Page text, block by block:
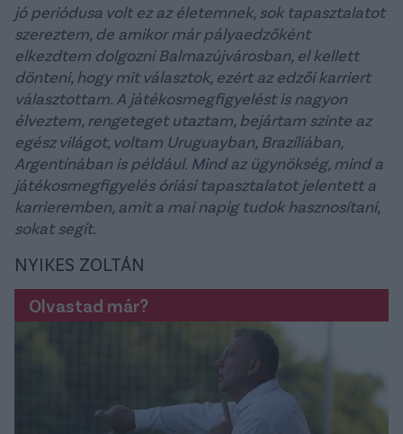
jó periódusa volt ez az életemnek, sok tapasztalatot
szereztem, de amikor már pályaedzőként
elkezdtem dolgozni Balmazújvárosban, el kellett
dönteni, hogy mit választok, ezért az edzői karriert
választottam. A játékosmegfigyelést is nagyon
élveztem, rengeteget utaztam, bejártam szinte az
egész világot, voltam Uruguayban, Brazíliában,
Argentínában is például. Mind az ügynökség, mind a
játékosmegfigyelés óriási tapasztalatot jelentett a
karrieremben, amit a mai napig tudok hasznosítani,
sokat segít.
NYIKES ZOLTÁN
Olvastad már?